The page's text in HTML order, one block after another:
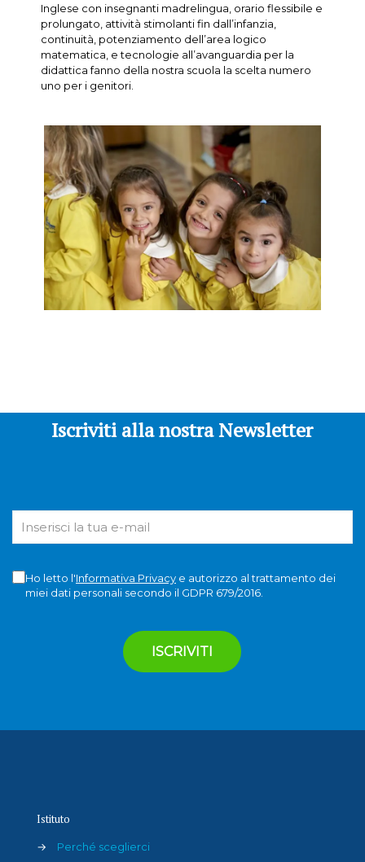
Inglese con insegnanti madrelingua, orario flessibile e
prolungato, attività stimolanti fin dall’infanzia,
continuità, potenziamento dell’area logico
matematica, e tecnologie all’avanguardia per la
didattica fanno della nostra scuola la scelta numero
uno per i genitori.
Iscriviti alla nostra Newsletter
Ho letto l'Informativa Privacye autorizzo al trattamento dei
miei dati personali secondo il GDPR 679/2016.
Istituto
→
Perché sceglierci